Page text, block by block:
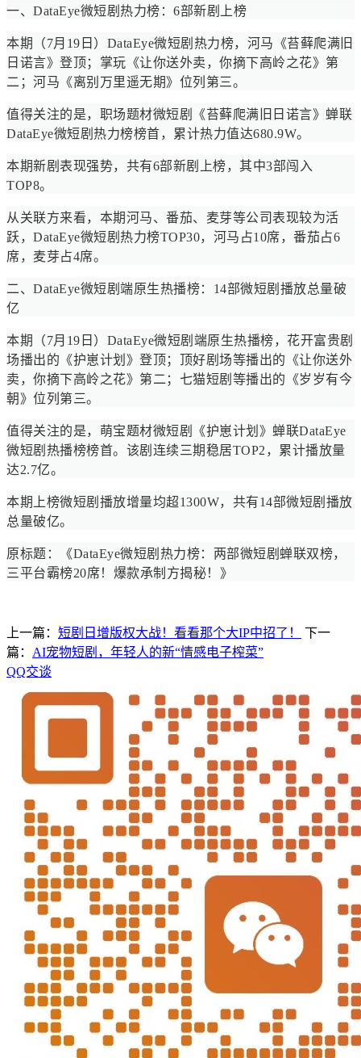
一、DataEye微短剧热力榜：6部新剧上榜
本期（7月19日）DataEye微短剧热力榜，河马《苔藓爬满旧
日诺言》登顶；掌玩《让你送外卖，你摘下高岭之花》第
二；河马《离别万里遥无期》位列第三。
值得关注的是，职场题材微短剧《苔藓爬满旧日诺言》蝉联
DataEye微短剧热力榜榜首，累计热力值达680.9W。
本期新剧表现强势，共有6部新剧上榜，其中3部闯入
TOP8。
从关联方来看，本期河马、番茄、麦芽等公司表现较为活
跃，DataEye微短剧热力榜TOP30，河马占10席，番茄占6
席，麦芽占4席。
二、DataEye微短剧端原生热播榜：14部微短剧播放总量破
亿
本期（7月19日）DataEye微短剧端原生热播榜，花开富贵剧
场播出的《护崽计划》登顶；顶好剧场等播出的《让你送外
卖，你摘下高岭之花》第二；七猫短剧等播出的《岁岁有今
朝》位列第三。
值得关注的是，萌宝题材微短剧《护崽计划》蝉联DataEye
微短剧热播榜榜首。该剧连续三期稳居TOP2，累计播放量
达2.7亿。
本期上榜微短剧播放增量均超1300W，共有14部微短剧播放
总量破亿。
原标题：《DataEye微短剧热力榜：两部微短剧蝉联双榜，
三平台霸榜20席！爆款承制方揭秘！》
上一篇： 短剧日增版权大战！看看那个大IP中招了！
下一
篇： AI宠物短剧，年轻人的新“情感电子榨菜”
QQ交谈